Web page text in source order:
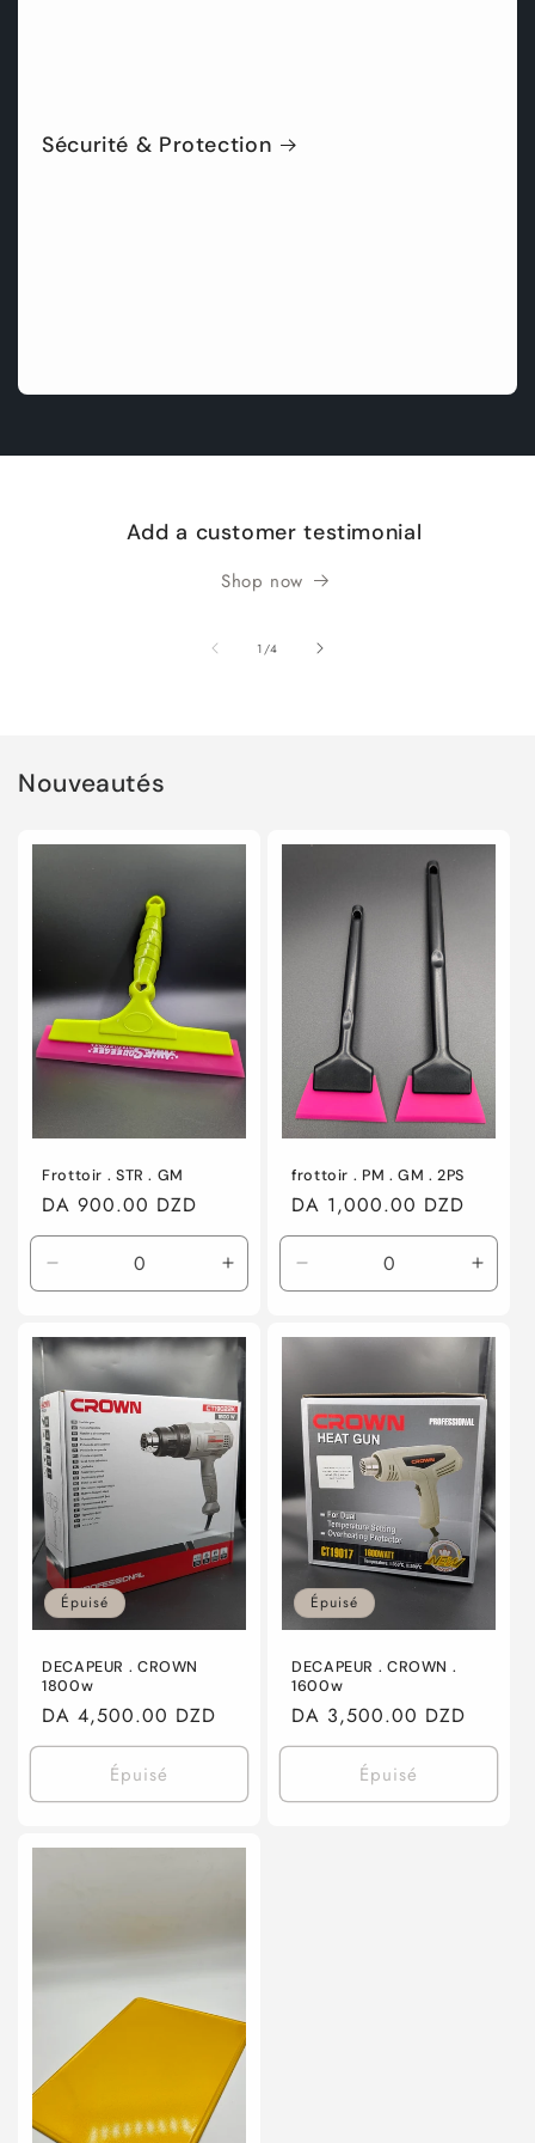
Sécurité & Protection
Add a customer testimonial
Shop now
1 /de
4
Nouveautés
Frottoir . STR . GM
Prix
habituel
DA 900.00 DZD
la
de
Default
Title
Augmenter
la
de
Title
frottoir . PM . GM . 2PS
Prix
habituel
DA 1,000.00 DZD
la
de
Title
la
de
Title
Épuisé
DECAPEUR . CROWN
1800w
Prix
habituel
DA 4,500.00 DZD
Épuisé
Épuisé
DECAPEUR . CROWN .
1600w
Prix
habituel
DA 3,500.00 DZD
Épuisé